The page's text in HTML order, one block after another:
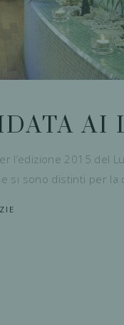
AI
l’edizione 2015 del
si sono distinti per la